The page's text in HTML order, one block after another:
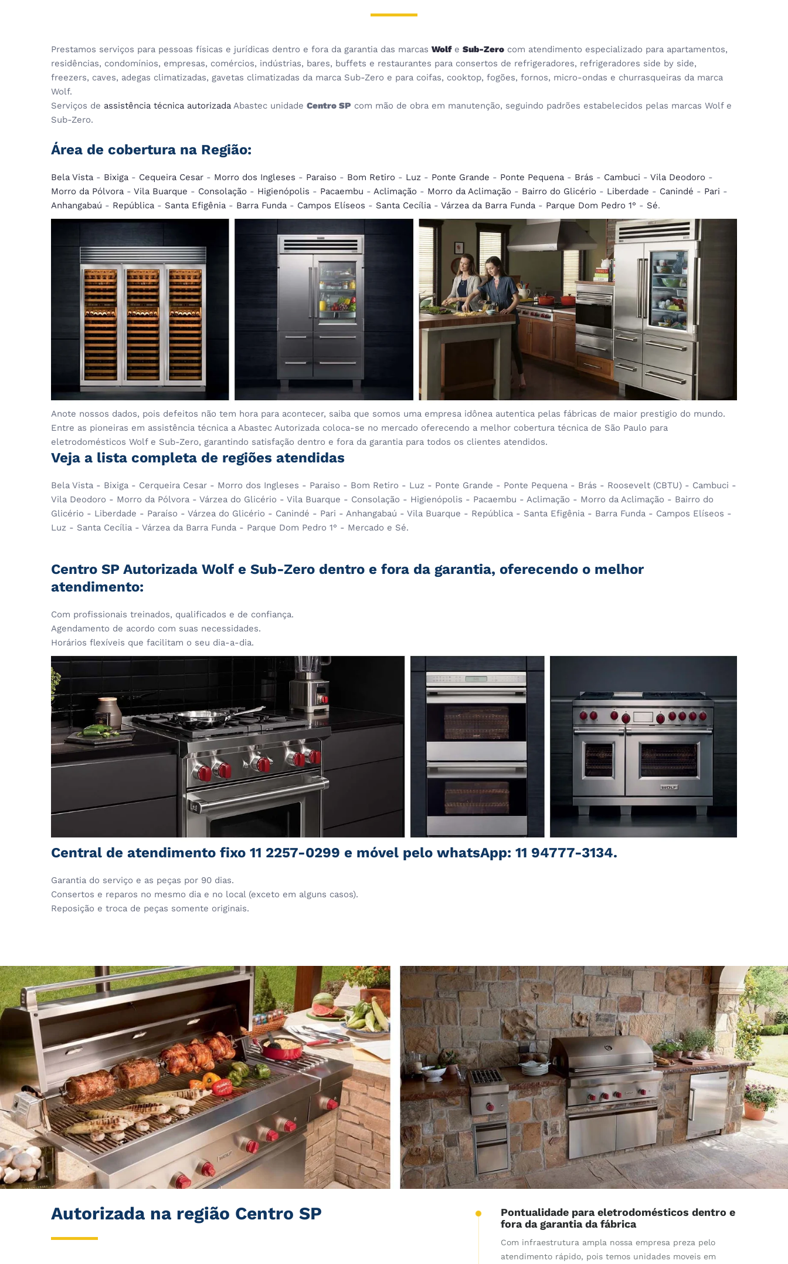
Prestamos serviços para pessoas físicas e jurídicas dentro e fora da garantia das marcas Wolfe Sub-Zero com atendimento especializado para apartamentos,
residências, condomínios, empresas, comércios, indústrias, bares, buffets e restaurantes para consertos de refrigeradores, refrigeradores side by side,
freezers, caves, adegas climatizadas, gavetas climatizadas da marca Sub-Zero e para coifas, cooktop, fogões, fornos, micro-ondas e churrasqueiras da marca
Wolf.
Serviços de assistência técnica autorizada Abastec unidade Centro SP com mão de obra em manutenção, seguindo padrões estabelecidos pelas marcas Wolf e
Sub-Zero.
Área de cobertura na Região:
Bela Vista - Bixiga - Cequeira Cesar - Morro dos Ingleses - Paraiso - Bom Retiro - Luz - Ponte Grande - Ponte Pequena - Brás - Cambuci - Vila Deodoro -
Morro da Pólvora - Vila Buarque - Consolação - Higienópolis - Pacaembu - Aclimação - Morro da Aclimação - Bairro do Glicério - Liberdade - Canindé - Pari -
Anhangabaú - República - Santa Efigênia - Barra Funda - Campos Elíseos - Santa Cecília - Várzea da Barra Funda - Parque Dom Pedro 1° - Sé.
Anote nossos dados, pois defeitos não tem hora para acontecer, saiba que somos uma empresa idônea autentica pelas fábricas de maior prestigio do mundo.
Entre as pioneiras em assistência técnica a Abastec Autorizada coloca-se no mercado oferecendo a melhor cobertura técnica de São Paulo para
eletrodomésticos Wolf e Sub-Zero, garantindo satisfação dentro e fora da garantia para todos os clientes atendidos.
Veja a lista completa de regiões atendidas
Bela Vista - Bixiga - Cerqueira Cesar - Morro dos Ingleses - Paraiso - Bom Retiro - Luz - Ponte Grande - Ponte Pequena - Brás - Roosevelt (CBTU) - Cambuci -
Vila Deodoro - Morro da Pólvora - Várzea do Glicério - Vila Buarque - Consolação - Higienópolis - Pacaembu - Aclimação - Morro da Aclimação - Bairro do
Glicério - Liberdade - Paraíso - Várzea do Glicério - Canindé - Pari - Anhangabaú - Vila Buarque - República - Santa Efigênia - Barra Funda - Campos Elíseos -
Luz - Santa Cecília - Várzea da Barra Funda - Parque Dom Pedro 1° - Mercado e Sé.
Centro SP Autorizada Wolf e Sub-Zero dentro e fora da garantia, oferecendo o melhor
atendimento:
Com profissionais treinados, qualificados e de confiança.
Agendamento de acordo com suas necessidades.
Horários flexíveis que facilitam o seu dia-a-dia.
Central de atendimento fixo 11 2257-0299 e móvel pelo whatsApp: 11 94777-3134.
Garantia do serviço e as peças por 90 dias.
Consertos e reparos no mesmo dia e no local (exceto em alguns casos).
Reposição e troca de peças somente originais.
Autorizada na região Centro SP
Pontualidade para eletrodomésticos dentro e
fora da garantia da fábrica
Com infraestrutura ampla nossa empresa preza pelo
atendimento rápido, pois temos unidades moveis em